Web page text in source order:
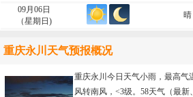
09月06日
（星期日)
晴
重庆永川天气预报概况
重庆永川今日天气小雨，最高
风转南风，<3级。58天气（最